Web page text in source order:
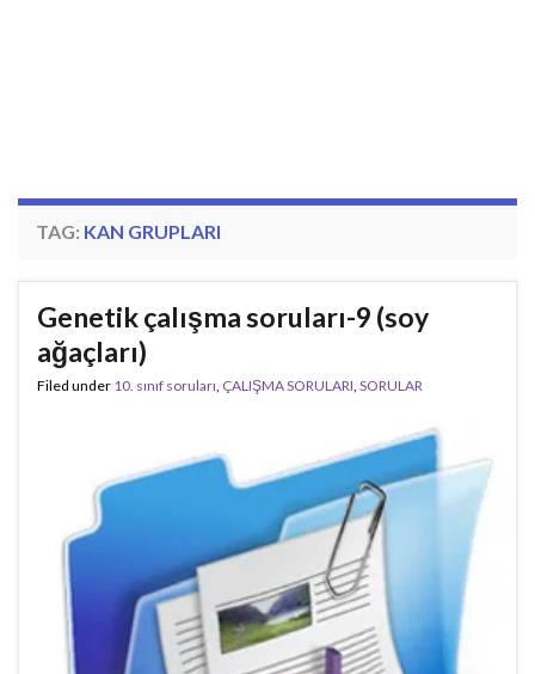
TAG: KAN GRUPLARI
Genetik çalışma soruları-9 (soy
ağaçları)
Filed under 10. sınıf soruları, ÇALIŞMA SORULARI, SORULAR